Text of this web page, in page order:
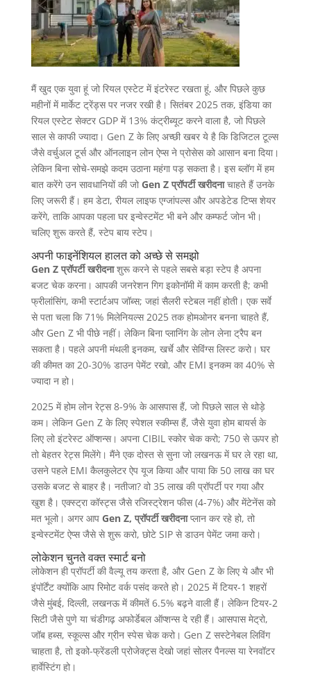
मैं खुद एक युवा हूं जो रियल एस्टेट में इंटरेस्ट रखता हूं, और पिछले कुछ
महीनों में मार्केट ट्रेंड्स पर नजर रखी है। सितंबर 2025 तक, इंडिया का
रियल एस्टेट सेक्टर GDP में 13% कंट्रीब्यूट करने वाला है, जो पिछले
साल से काफी ज्यादा। Gen Z के लिए अच्छी खबर ये है कि डिजिटल टूल्स
जैसे वर्चुअल टूर्स और ऑनलाइन लोन ऐप्स ने प्रोसेस को आसान बना दिया।
लेकिन बिना सोचे-समझे कदम उठाना महंगा पड़ सकता है। इस ब्लॉग में हम
बात करेंगे उन सावधानियों की जो Gen Z प्रॉपर्टी खरीदनाचाहते हैं उनके
लिए जरूरी हैं। हम डेटा, रीयल लाइफ एग्जांपल्स और अपडेटेड टिप्स शेयर
करेंगे, ताकि आपका पहला घर इन्वेस्टमेंट भी बने और कम्फर्ट जोन भी।
चलिए शुरू करते हैं, स्टेप बाय स्टेप।
अपनी फाइनेंशियल हालत को अच्छे से समझो
Gen Z प्रॉपर्टी खरीदनाशुरू करने से पहले सबसे बड़ा स्टेप है अपना
बजट चेक करना। आपकी जनरेशन गिग इकोनॉमी में काम करती है; कभी
फ्रीलांसिंग, कभी स्टार्टअप जॉब्स; जहां सैलरी स्टेबल नहीं होती। एक सर्वे
से पता चला कि 71% मिलेनियल्स 2025 तक होमओनर बनना चाहते हैं,
और Gen Z भी पीछे नहीं। लेकिन बिना प्लानिंग के लोन लेना ट्रैप बन
सकता है। पहले अपनी मंथली इनकम, खर्चे और सेविंग्स लिस्ट करो। घर
की कीमत का 20-30% डाउन पेमेंट रखो, और EMI इनकम का 40% से
ज्यादा न हो।
2025 में होम लोन रेट्स 8-9% के आसपास हैं, जो पिछले साल से थोड़े
कम। लेकिन Gen Z के लिए स्पेशल स्कीम्स हैं, जैसे युवा होम बायर्स के
लिए लो इंटरेस्ट ऑप्शन्स। अपना CIBIL स्कोर चेक करो; 750 से ऊपर हो
तो बेहतर रेट्स मिलेंगे। मैंने एक दोस्त से सुना जो लखनऊ में घर ले रहा था,
उसने पहले EMI कैलकुलेटर ऐप यूज किया और पाया कि 50 लाख का घर
उसके बजट से बाहर है। नतीजा? वो 35 लाख की प्रॉपर्टी पर गया और
खुश है। एक्स्ट्रा कॉस्ट्स जैसे रजिस्ट्रेशन फीस (4-7%) और मेंटेनेंस को
मत भूलो। अगर आप Gen Z, प्रॉपर्टी खरीदनाप्लान कर रहे हो, तो
इन्वेस्टमेंट ऐप्स जैसे से शुरू करो, छोटे SIP से डाउन पेमेंट जमा करो।
लोकेशन चुनते वक्त स्मार्ट बनो
लोकेशन ही प्रॉपर्टी की वैल्यू तय करता है, और Gen Z के लिए ये और भी
इंपॉर्टेंट क्योंकि आप रिमोट वर्क पसंद करते हो। 2025 में टियर-1 शहरों
जैसे मुंबई, दिल्ली, लखनऊ में कीमतें 6.5% बढ़ने वाली हैं। लेकिन टियर-2
सिटी जैसे पुणे या चंडीगढ़ अफोर्डेबल ऑप्शन्स दे रही हैं। आसपास मेट्रो,
जॉब हब्स, स्कूल्स और ग्रीन स्पेस चेक करो। Gen Z सस्टेनेबल लिविंग
चाहता है, तो इको-फ्रेंडली प्रोजेक्ट्स देखो जहां सोलर पैनल्स या रेनवॉटर
हार्वेस्टिंग हो।